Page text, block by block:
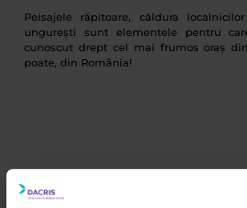
Peisajele răpitoare, căldura
ungurești sunt elementele pentru
cunoscut drept cel mai frumos oraș
poate, din România!